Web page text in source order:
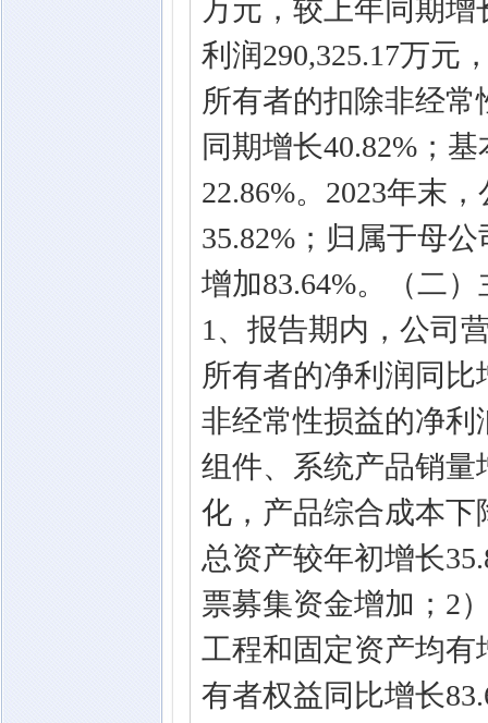
万元，较上年同期增
利润290,325.17万元
所有者的扣除非经常
同期增长40.82%；
22.86%。2023年末
35.82%；归属于母
增加83.64%。（二
1、报告期内，公司
所有者的净利润同比
非经常性损益的净利
组件、系统产品销
化，产品综合成本下
总资产较年初增长
票募集资金增加；2
工程和固定资产均有
有者权益同比增长